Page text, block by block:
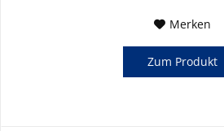
Merken
Zum Produkt